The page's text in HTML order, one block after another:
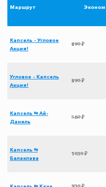
Маршрут Эконом
Капсель - Угловое
Акция!
890 ₽
Угловое - Капсель
Акция!
890 ₽
Капсель ⇆ Ай-
Даниль
560 ₽
Капсель ⇆
Балаклава
1030 ₽